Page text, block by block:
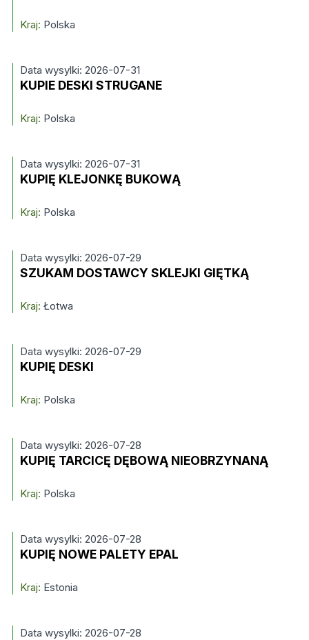
Kraj: Polska
Data wysylki: 2026-07-31
KUPIE DESKI STRUGANE
Kraj: Polska
Data wysylki: 2026-07-31
KUPIĘ KLEJONKĘ BUKOWĄ
Kraj: Polska
Data wysylki: 2026-07-29
SZUKAM DOSTAWCY SKLEJKI GIĘTKĄ
Kraj: Łotwa
Data wysylki: 2026-07-29
KUPIĘ DESKI
Kraj: Polska
Data wysylki: 2026-07-28
KUPIĘ TARCICĘ DĘBOWĄ NIEOBRZYNANĄ
Kraj: Polska
Data wysylki: 2026-07-28
KUPIĘ NOWE PALETY EPAL
Kraj: Estonia
Data wysylki: 2026-07-28